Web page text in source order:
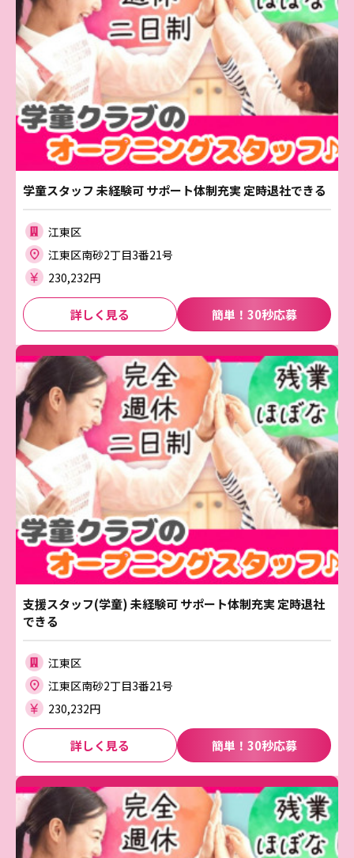
学童スタッフ 未経験可 サポート体制充実 定時退社できる
江東区
江東区南砂2丁目3番21号
230,232円
詳しく見る 簡単！30秒応募
支援スタッフ(学童) 未経験可 サポート体制充実 定時退社
できる
江東区
江東区南砂2丁目3番21号
230,232円
詳しく見る 簡単！30秒応募